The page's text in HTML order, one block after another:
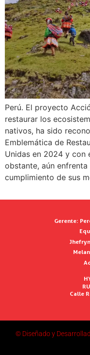
Perú. El proyecto
restaurar los
nativos, ha sido
Emblemática de
Unidas en 2024 y con
obstante, aún
cumplimiento de sus
Gerente:
Calle
© Diseñado y